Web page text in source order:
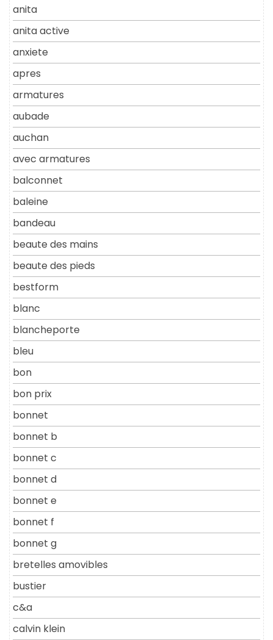
anita
anita active
anxiete
apres
armatures
aubade
auchan
avec armatures
balconnet
baleine
bandeau
beaute des mains
beaute des pieds
bestform
blanc
blancheporte
bleu
bon
bon prix
bonnet
bonnet b
bonnet c
bonnet d
bonnet e
bonnet f
bonnet g
bretelles amovibles
bustier
c&a
calvin klein